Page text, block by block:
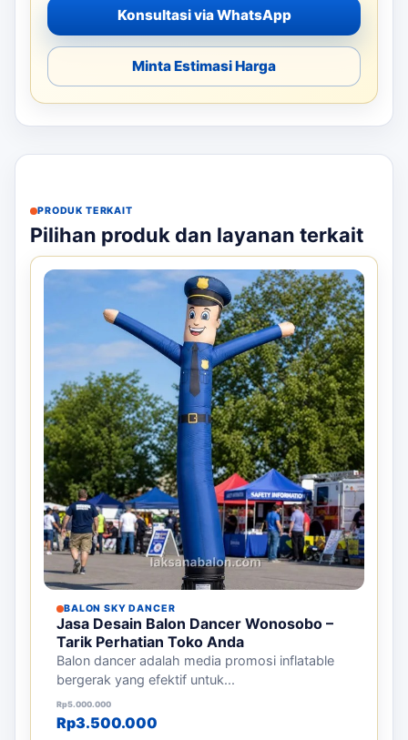
Konsultasi via WhatsApp
Minta Estimasi Harga
PRODUK TERKAIT
Pilihan produk dan layanan terkait
BALON SKY DANCER
Jasa Desain Balon Dancer Wonosobo –
Tarik Perhatian Toko Anda
Balon dancer adalah media promosi inflatable
bergerak yang efektif untuk...
Rp5.000.000
Harga aslinya adalah: Rp5.000.000.
Rp3.500.000
Harga saat ini adalah: Rp3.500.000.